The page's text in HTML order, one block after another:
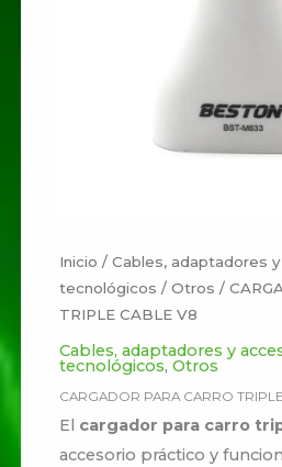
Inicio /Cables, adaptadores
tecnológicos /Otros /
TRIPLE CABLE V8
Cables, adaptadores y
tecnológicos,Otros
CARGADOR PARA CARRO
El cargador para carro
accesorio práctico y